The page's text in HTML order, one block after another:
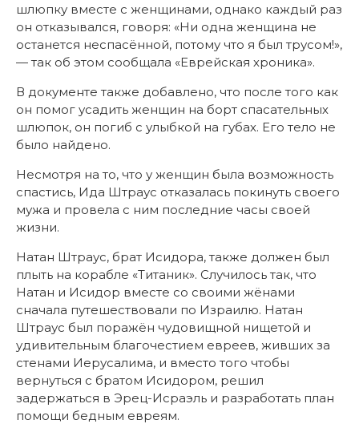
шлюпку вместе с женщинами, однако каждый раз
он отказывался, говоря: «Ни одна женщина не
останется неспасённой, потому что я был трусом!»,
— так об этом сообщала «Еврейская хроника».
В документе также добавлено, что после того как
он помог усадить женщин на борт спасательных
шлюпок, он погиб с улыбкой на губах. Его тело не
было найдено.
Несмотря на то, что у женщин была возможность
спастись, Ида Штраус отказалась покинуть своего
мужа и провела с ним последние часы своей
жизни.
Натан Штраус, брат Исидора, также должен был
плыть на корабле «Титаник». Случилось так, что
Натан и Исидор вместе со своими жёнами
сначала путешествовали по Израилю. Натан
Штраус был поражён чудовищной нищетой и
удивительным благочестием евреев, живших за
стенами Иерусалима, и вместо того чтобы
вернуться с братом Исидором, решил
задержаться в Эрец-Исраэль и разработать план
помощи бедным евреям.